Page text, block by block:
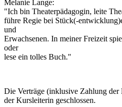
Melanie Lange:
"Ich bin Theaterpädagogin, leite
führe Regie bei Stück(-
und
Erwachsenen. In meiner Freizeit
oder
lese ein tolles Buch."
Die Verträge (inklusive Zahlung
der Kursleiterin geschlossen.